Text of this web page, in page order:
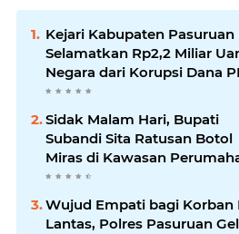
Kejari Kabupaten Pasuruan
Selamatkan Rp2,2 Miliar
Negara dari Korupsi Dana
Sidak Malam Hari, Bupati
Subandi Sita Ratusan Botol
Miras di Kawasan
Sidoarjo
Wujud Empati bagi Korban
Lantas, Polres Pasuruan